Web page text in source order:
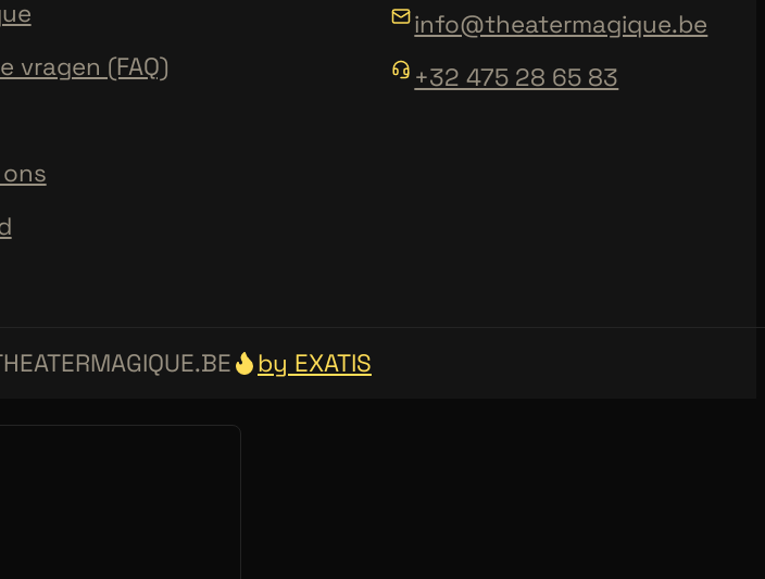
vragen (FAQ)
info@theatermagique.be
+32 475 28 65 83
by EXATIS